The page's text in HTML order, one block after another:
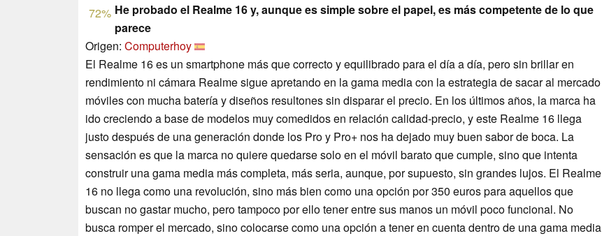
72% He probado el Realme 16 y, aunque es simple sobre el papel, es más competente de lo que
parece
Origen: Computerhoy
El Realme 16 es un smartphone más que correcto y equilibrado para el día a día, pero sin brillar en
rendimiento ni cámara Realme sigue apretando en la gama media con la estrategia de sacar al mercado
móviles con mucha batería y diseños resultones sin disparar el precio. En los últimos años, la marca ha
ido creciendo a base de modelos muy comedidos en relación calidad-precio, y este Realme 16 llega
justo después de una generación donde los Pro y Pro+ nos ha dejado muy buen sabor de boca. La
sensación es que la marca no quiere quedarse solo en el móvil barato que cumple, sino que intenta
construir una gama media más completa, más seria, aunque, por supuesto, sin grandes lujos. El Realme
16 no llega como una revolución, sino más bien como una opción por 350 euros para aquellos que
buscan no gastar mucho, pero tampoco por ello tener entre sus manos un móvil poco funcional. No
busca romper el mercado, sino colocarse como una opción a tener en cuenta dentro de una gama media